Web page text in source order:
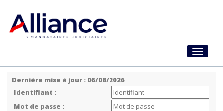
Toggle
Dernière mise à jour : 06/08/2026
Identifiant :
Mot de passe :